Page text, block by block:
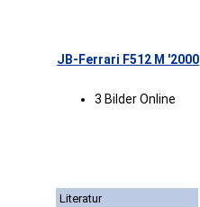
JB-Ferrari F512 M '2000
3 Bilder Online
Literatur